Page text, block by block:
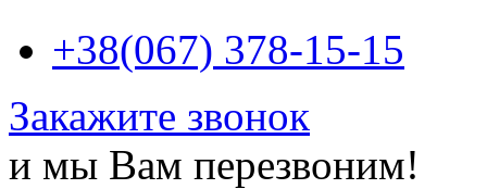
+38(067) 378-15-15
Закажите звонок
и мы Вам перезвоним!